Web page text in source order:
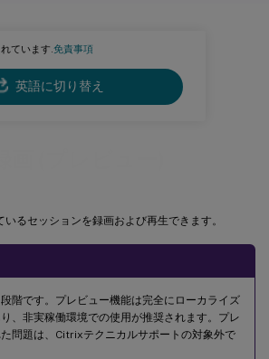
ています.免責事項
英語に切り替え
るセッションを録画および再生できます。
階です。プレビュー機能は完全にローカライズ
、非実稼働環境での使用が推奨されます。プレ
問題は、Citrixテクニカルサポートの対象外で